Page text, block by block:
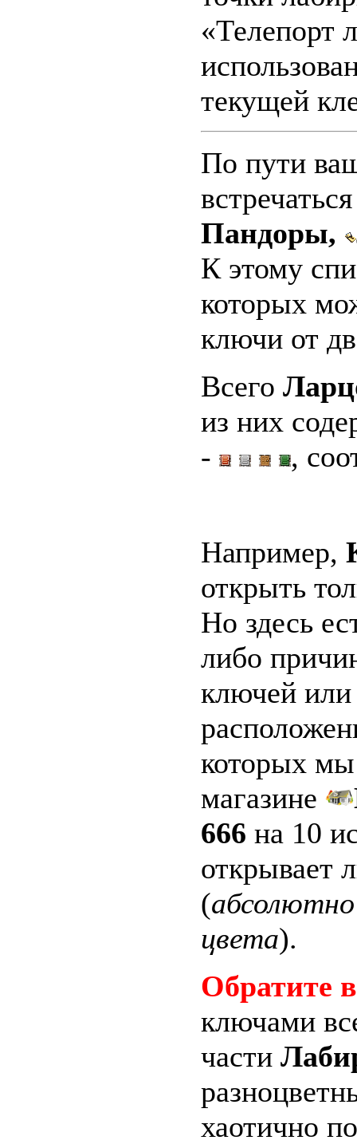
«Телепорт
текущей
По пути
Пандоры,
К этому
которых
ключи от
Всего
из них
-
,
Например,
открыть
Но здесь
либо
ключей
которых
магазине
666 на 10
открывает
(
цвета).
Обратите
ключами
части
хаотично